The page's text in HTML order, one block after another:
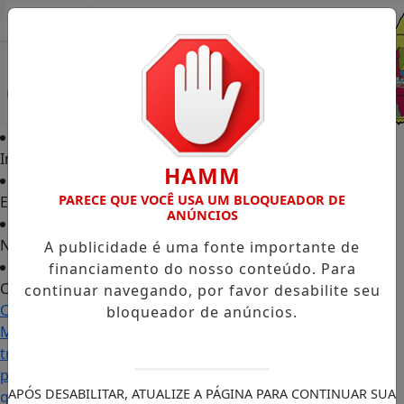
Início
Edições
Notícias
Contato
Carol
Monteiro:
trajetória
política
ganha
HAMM
PARECE QUE VOCÊ USA UM BLOQUEADOR DE
ANÚNCIOS
A publicidade é uma fonte importante de
financiamento do nosso conteúdo. Para
continuar navegando, por favor desabilite seu
bloqueador de anúncios.
APÓS DESABILITAR, ATUALIZE A PÁGINA PARA CONTINUAR SUA